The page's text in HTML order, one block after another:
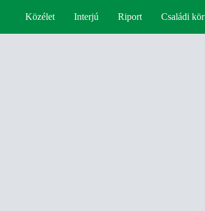
Közélet Interjú Riport Családi kör